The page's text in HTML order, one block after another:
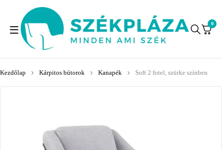
0
Kezdőlap Kárpitos bútorok Kanapék Soft 2 fotel, szürke színben